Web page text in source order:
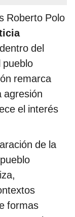
Roberto Polo
del
pueblo
remarca
agresión
el interés
de la
formas